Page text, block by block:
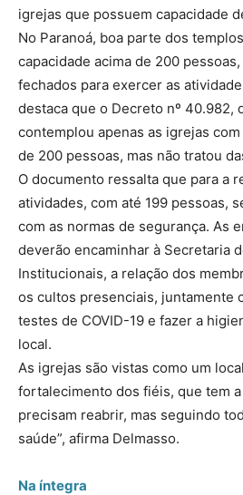
igrejas que possuem capacidade
No Paranoá, boa parte dos
capacidade acima de 200
fechados para exercer as
destaca que o Decreto nº 40.982,
contemplou apenas as igrejas
de 200 pessoas, mas não tratou
O documento ressalta que para a
atividades, com até 199 pessoas,
com as normas de segurança. As
deverão encaminhar à Secretaria
Institucionais, a relação dos
os cultos presenciais, juntamente
testes de COVID-19 e fazer a
local.
As igrejas são vistas como um
fortalecimento dos fiéis, que tem
precisam reabrir, mas seguindo
saúde”, afirma Delmasso.
Na íntegra